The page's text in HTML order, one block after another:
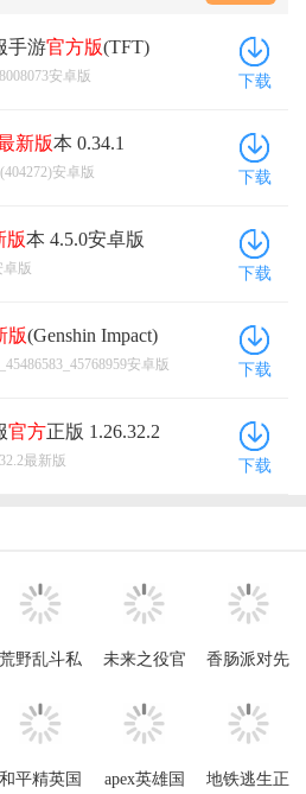
手游官方版(TFT)
卓版安卓版 下载
新版本 0.34.1
安卓版 下载
版本 4.5.0安卓版
卓版 下载
版(Genshin Impact)
安卓版安卓版 下载
官方正版 1.26.32.2
最新版 下载
荒野乱斗私
(Null’s
Brawl)
未来之役官
(NEW
STATE
香肠派对先
2026
和平精英国
apex英雄国
地铁逃生正